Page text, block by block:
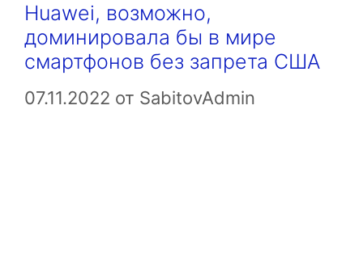
Huawei, возможно,
доминировала бы в мире
смартфонов без запрета США
07.11.2022 от SabitovAdmin